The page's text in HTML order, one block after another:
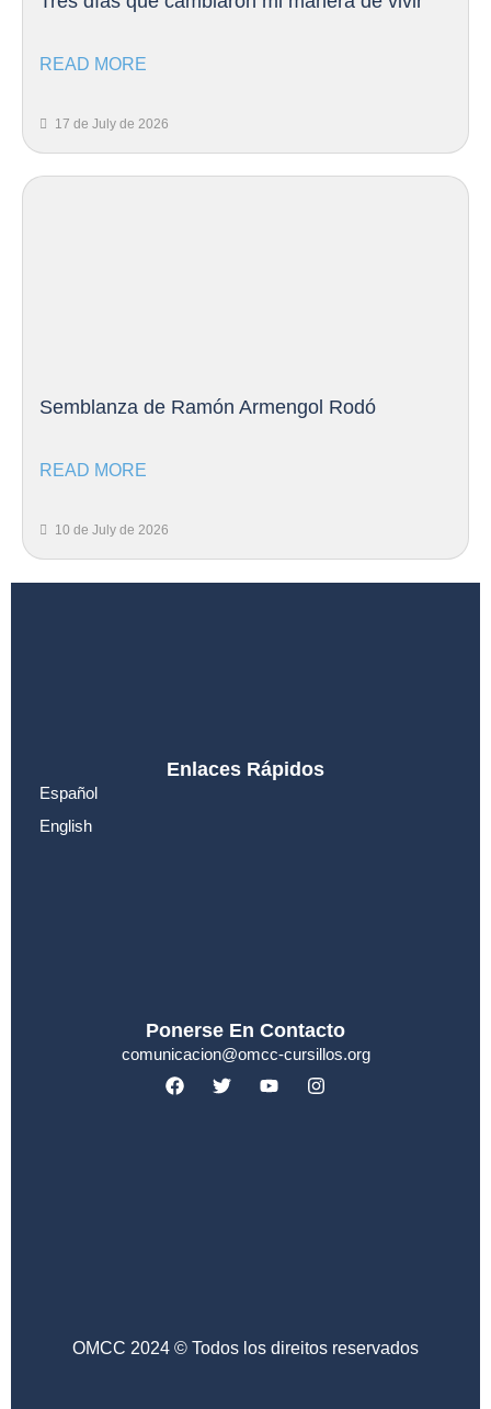
READ MORE
17 de July de 2026
Semblanza de Ramón Armengol Rodó
READ MORE
10 de July de 2026
Enlaces Rápidos
Español
English
Ponerse En Contacto
comunicacion@omcc-cursillos.org
OMCC 2024 © Todos los direitos reservados